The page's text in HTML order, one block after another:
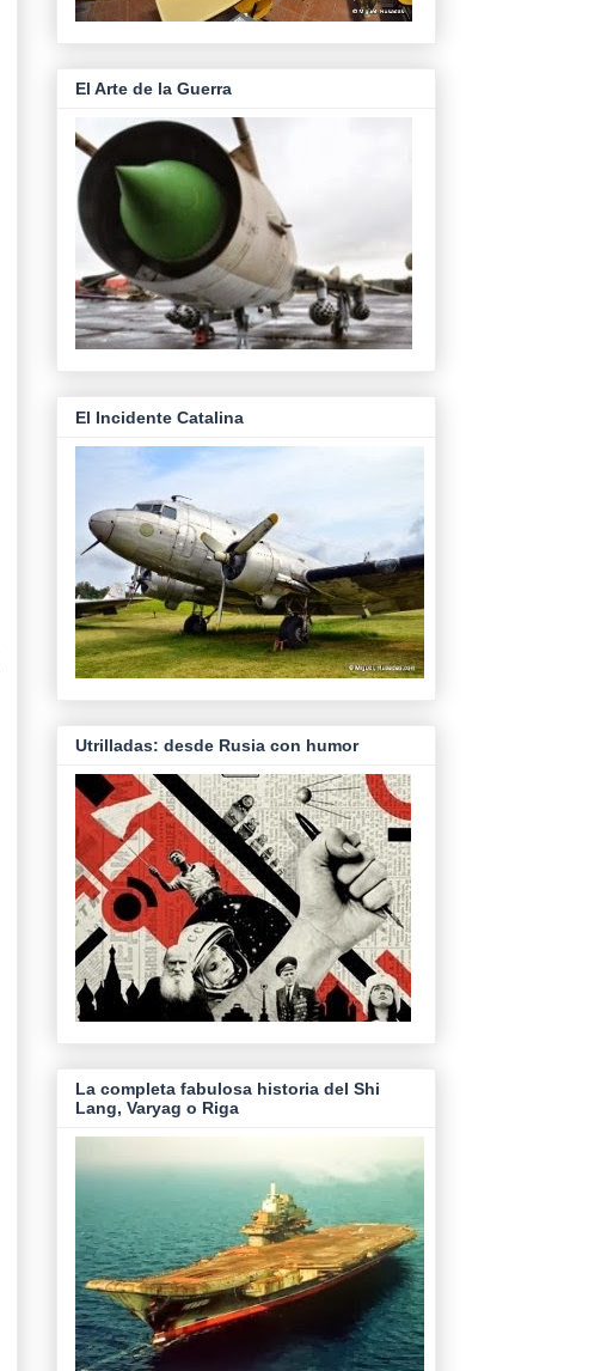
El Arte de la Guerra
El Incidente Catalina
Utrilladas: desde Rusia con humor
La completa fabulosa historia del Shi
Lang, Varyag o Riga